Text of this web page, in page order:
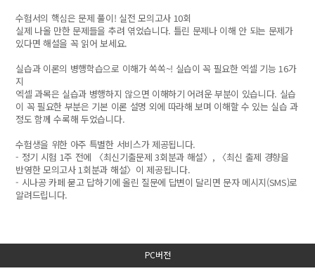
수험서의 핵심은 문제 풀이! 실전 모의고사 10회
실제 나올 만한 문제들을 추려 엮었습니다. 틀린 문제나 이해 안 되는 문제가
있다면 해설을 꼭 읽어 보세요.
실습과 이론의 병행학습으로 이해가 쏙쏙~! 실습이 꼭 필요한 엑셀 기능 16가
지
엑셀 과목은 실습과 병행하지 않으면 이해하기 어려운 부분이 있습니다. 실습
이 꼭 필요한 부분은 기본 이론 설명 외에 따라해 보며 이해할 수 있는 실습 과
정도 함께 수록해 두었습니다.
수험생을 위한 아주 특별한 서비스가 제공됩니다.
- 정기 시험 1주 전에 〈최신기출문제 3회분과 해설〉, 〈최신 출제 경향을
반영한 모의고사 1회분과 해설〉이 제공됩니다.
- 시나공 카페 묻고 답하기에 올린 질문에 답변이 달리면 문자 메시지(SMS)로
알려드립니다.
PC버전